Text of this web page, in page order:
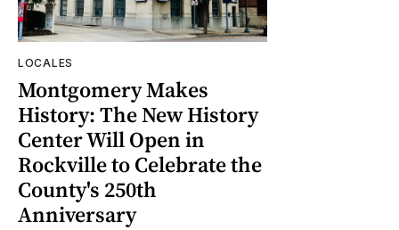
LOCALES
Montgomery Makes
History: The New History
Center Will Open in
Rockville to Celebrate the
County's 250th
Anniversary